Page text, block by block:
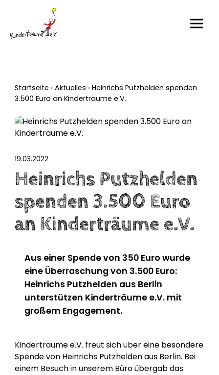
Startseite › Aktuelles › Heinrichs Putzhelden spenden
3.500 Euro an Kinderträume e.V.
19.03.2022
Heinrichs Putzhelden
spenden 3.500 Euro
an Kinderträume e.V.
Aus einer Spende von 350 Euro wurde
eine Überraschung von 3.500 Euro:
Heinrichs Putzhelden aus Berlin
unterstützen Kinderträume e.V. mit
großem Engagement.
Kinderträume e.V. freut sich über eine besondere
Spende von Heinrichs Putzhelden aus Berlin. Bei
einem Besuch in unserem Büro übergab das